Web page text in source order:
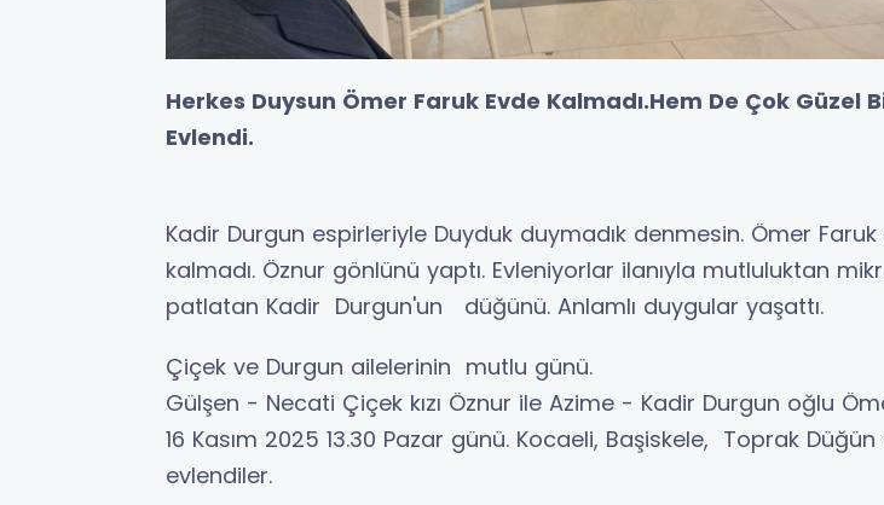
Herkes Duysun Ömer Faruk Evde Kalmadı.Hem De Çok Güzel
Evlendi.
Kadir Durgun espirleriyle Duyduk duymadık denmesin. Ömer
kalmadı. Öznur gönlünü yaptı. Evleniyorlar ilanıyla mutluluktan
patlatan Kadir Durgun'un düğünü. Anlamlı duygular yaşattı.
Çiçek ve Durgun ailelerinin mutlu günü.
Gülşen - Necati Çiçek kızı Öznur ile Azime - Kadir Durgun oğlu
16 Kasım 2025 13.30 Pazar günü. Kocaeli, Başiskele, Toprak
evlendiler.